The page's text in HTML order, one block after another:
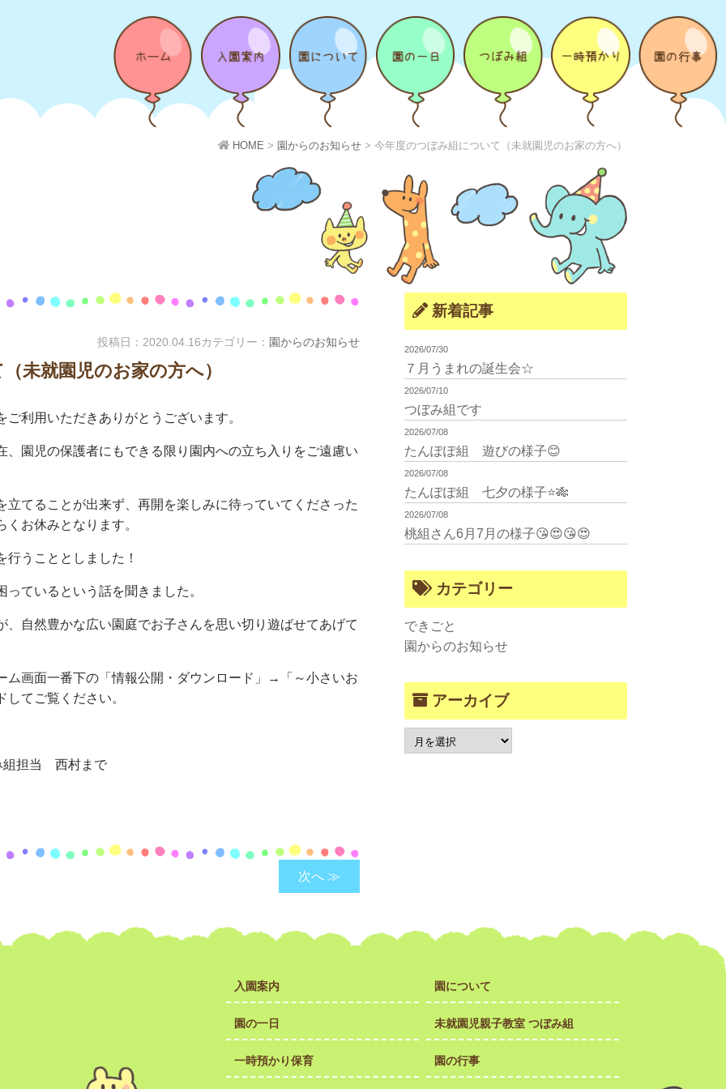
HOME > 園からのお知らせ > 今年度のつぼみ組について（未就園児のお家の方へ）
投稿日： 2020.04.16カテゴリー： 園からのお知らせ
未就園児のお家の方へ）
利用いただきありがとうございます。
園児の保護者にもできる限り園内への立ち入りをご遠慮い
てることが出来ず、再開を楽しみに待っていてくださった
お休みとなります。
うこととしました！
ているという話を聞きました。
自然豊かな広い園庭でお子さんを思い切り遊ばせてあげて
ム画面一番下の「情報公開・ダウンロード」→「～小さいお
てご覧ください。
担当 西村まで
次へ ≫
新着記事
2026/07/30
７月うまれの誕生会☆
2026/07/10
つぼみ組です
2026/07/08
たんぽぽ組 遊びの様子😊
2026/07/08
たんぽぽ組 七夕の様子⭐🎋
2026/07/08
桃組さん6月7月の様子😘😍😘😍
カテゴリー
できごと
園からのお知らせ
アーカイブ
入園案内 園について
園の一日 未就園児親子教室 つぼみ組
一時預かり保育 園の行事